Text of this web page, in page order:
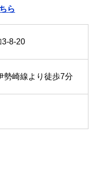
ら
3-8-20
勢崎線より徒歩7分